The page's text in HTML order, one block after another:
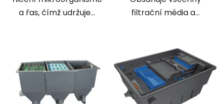
a řas, čímž udržuje...
filtrační média a...